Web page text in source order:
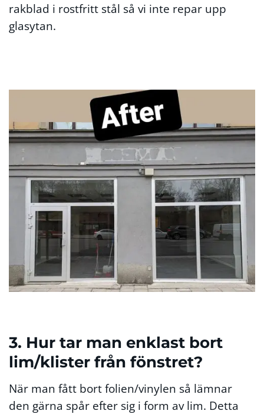
rakblad i rostfritt stål så vi inte repar upp
glasytan.
3. Hur tar man enklast bort
lim/klister från fönstret?
När man fått bort folien/vinylen så lämnar
den gärna spår efter sig i form av lim. Detta